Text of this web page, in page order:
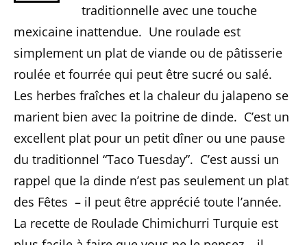
traditionnelle avec une touche
mexicaine inattendue. Une roulade est
simplement un plat de viande ou de pâtisserie
roulée et fourrée qui peut être sucré ou salé.
Les herbes fraîches et la chaleur du jalapeno se
marient bien avec la poitrine de dinde. C’est un
excellent plat pour un petit dîner ou une pause
du traditionnel “Taco Tuesday”. C’est aussi un
rappel que la dinde n’est pas seulement un plat
des Fêtes – il peut être apprécié toute l’année.
La recette de Roulade Chimichurri Turquie est